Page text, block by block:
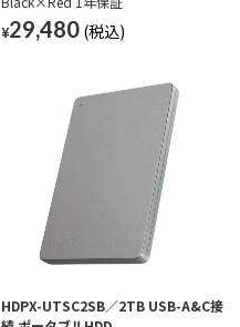
¥29,480
HDPX-UTSC2SB／2TB USB-A&C接